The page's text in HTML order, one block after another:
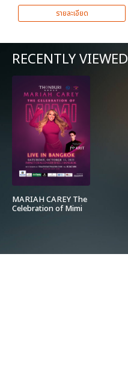
รายละเอียด
RECENTLY VIEWED
MARIAH CAREY The
Celebration of Mimi